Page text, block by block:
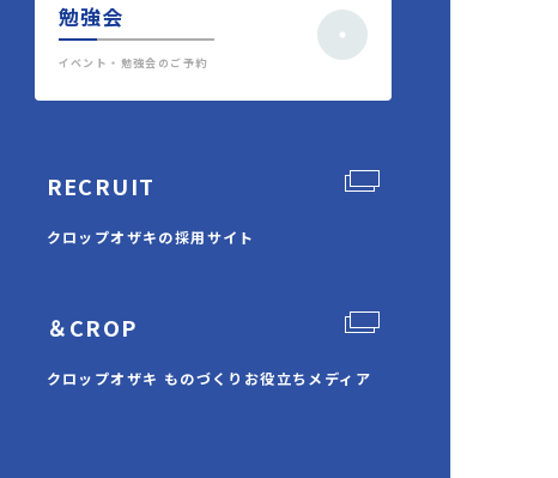
勉強会
イベント・勉強会のご予約
RECRUIT
クロップオザキの採用サイト
＆CROP
クロップオザキ ものづくりお役立ちメディア